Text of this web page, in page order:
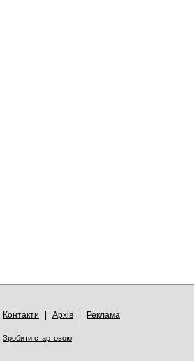
Контакти Архів Реклама
Зробити стартовою